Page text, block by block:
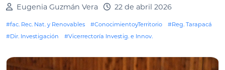
Eugenia Guzmán Vera 22 de abril 2026
#fac. Rec. Nat. y Renovables #ConocimientoyTerritorio
#Reg. Tarapacá
#Dir. Investigación
#Vicerrectoría Investig. e Innov.